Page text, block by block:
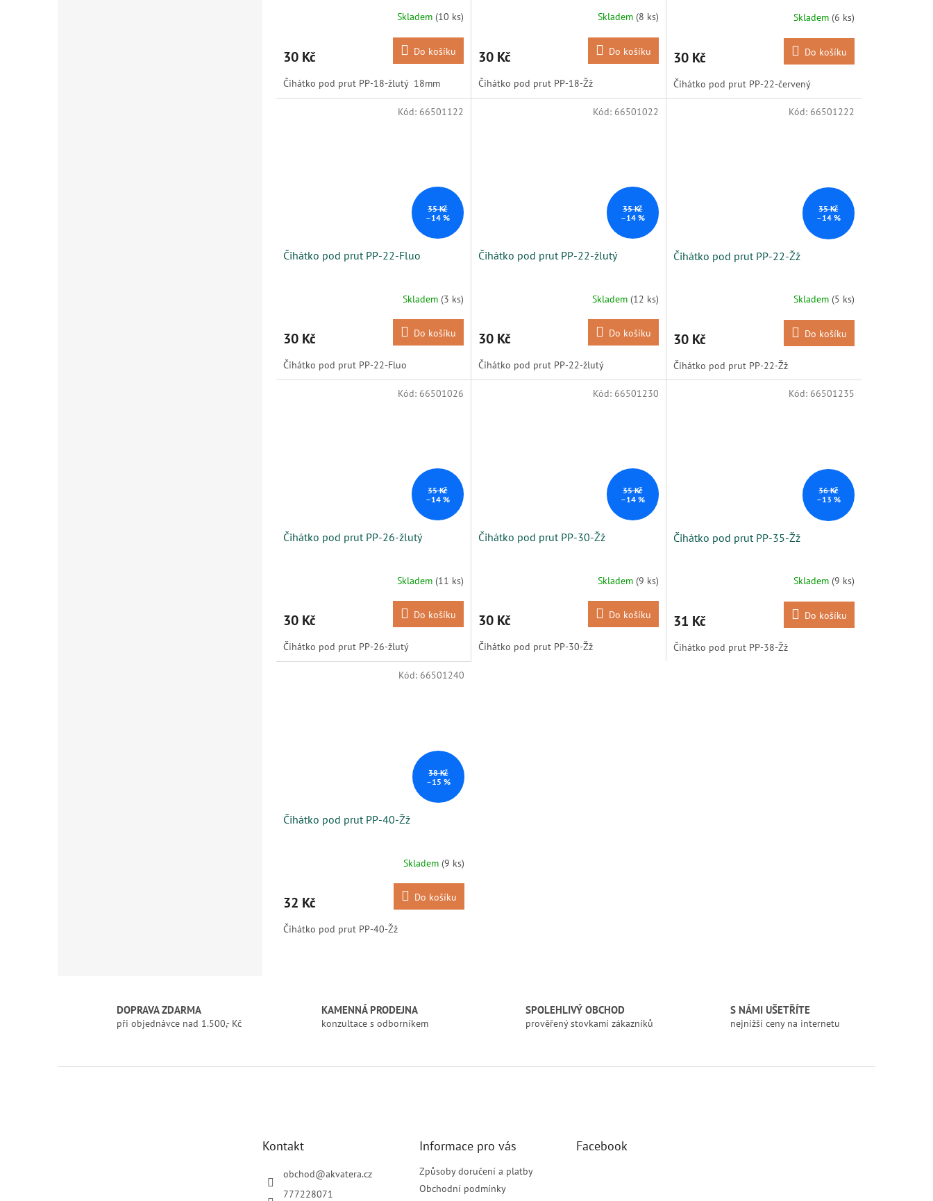
Skladem (10 ks)
30 Kč Do košíku
Čihátko pod prut PP-18-žlutý 18mm
Skladem (8 ks)
30 Kč Do košíku
Čihátko pod prut PP-18-Žž
Skladem (6 ks)
30 Kč Do košíku
Čihátko pod prut PP-22-červený
35 Kč
–14 %
Čihátko pod prut PP-22-Fluo
Skladem (3 ks)
30 Kč Do košíku
Čihátko pod prut PP-22-Fluo
Kód: 66501122
35 Kč
–14 %
Čihátko pod prut PP-22-žlutý
Skladem (12 ks)
30 Kč Do košíku
Čihátko pod prut PP-22-žlutý
Kód: 66501022
35 Kč
–14 %
Čihátko pod prut PP-22-Žž
Skladem (5 ks)
30 Kč Do košíku
Čihátko pod prut PP-22-Žž
Kód: 66501222
35 Kč
–14 %
Čihátko pod prut PP-26-žlutý
Skladem (11 ks)
30 Kč Do košíku
Čihátko pod prut PP-26-žlutý
Kód: 66501026
35 Kč
–14 %
Čihátko pod prut PP-30-Žž
Skladem (9 ks)
30 Kč Do košíku
Čihátko pod prut PP-30-Žž
Kód: 66501230
36 Kč
–13 %
Čihátko pod prut PP-35-Žž
Skladem (9 ks)
31 Kč Do košíku
Čihátko pod prut PP-38-Žž
Kód: 66501235
38 Kč
–15 %
Čihátko pod prut PP-40-Žž
Skladem (9 ks)
32 Kč Do košíku
Čihátko pod prut PP-40-Žž
Kód: 66501240
d
a
p
DOPRAVA ZDARMA
při objednávce nad 1.500,- Kč
KAMENNÁ PRODEJNA
konzultace s odborníkem
SPOLEHLIVÝ OBCHOD
prověřený stovkami zákazníků
S NÁMI UŠETŘÍTE
nejnižší ceny na internetu
Kontakt
obchod@akvatera.cz
777228071
Informace pro vás
Způsoby doručení a platby
Obchodní podmínky
Facebook